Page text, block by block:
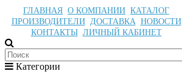
ГЛАВНАЯ О КОМПАНИИ КАТАЛОГ
ПРОИЗВОДИТЕЛИ ДОСТАВКА НОВОСТИ
КОНТАКТЫ ЛИЧНЫЙ КАБИНЕТ
Категории